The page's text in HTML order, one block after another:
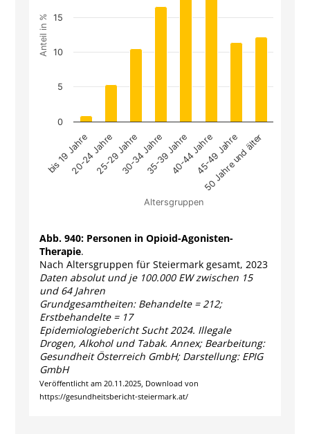
The chart has 1 Y axis displaying Anteil in %.
Altersgruppen
Anteil in %
bis 19 Jahre20-24 Jahre25-29 Jahre30-34 Jahre35-39 Jahre40-44 Jahre45-49 Jahre
50 Jahre und älter
0
5
10
15
Abb. 940: Personen in Opioid-Agonisten-
Therapie.
Nach Altersgruppen für Steiermark gesamt, 2023
Daten absolut und je 100.000 EW zwischen 15
und 64 Jahren
Grundgesamtheiten: Behandelte = 212;
Erstbehandelte = 17
Epidemiologiebericht Sucht 2024. Illegale
Drogen, Alkohol und Tabak. Annex; Bearbeitung:
Gesundheit Österreich GmbH; Darstellung: EPIG
GmbH
Veröffentlicht am 20.11.2025, Download von
https://gesundheitsbericht-steiermark.at/